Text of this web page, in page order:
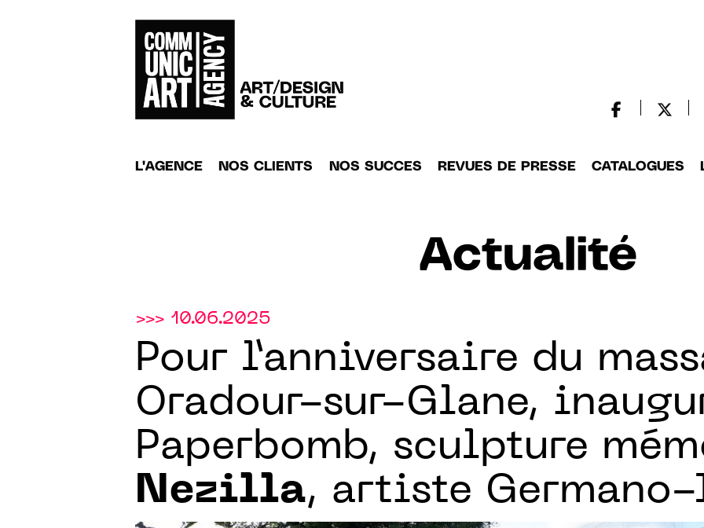
L'AGENCE NOS CLIENTS NOS SUCCES REVUES DE PRESSE CATALOGUES
Actualité
>>> 10.06.2025
Pour l’anniversaire du
Oradour-sur-Glane,
Paperbomb, sculpture
Nezilla, artiste